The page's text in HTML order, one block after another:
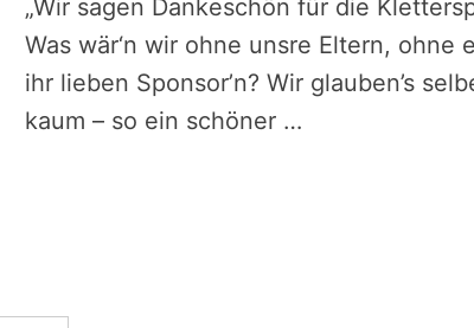
„Wir sagen Dankeschön für die
Was wär‘n wir ohne unsre Eltern, ohne
ihr lieben Sponsor’n? Wir glauben’s
kaum – so ein schöner …